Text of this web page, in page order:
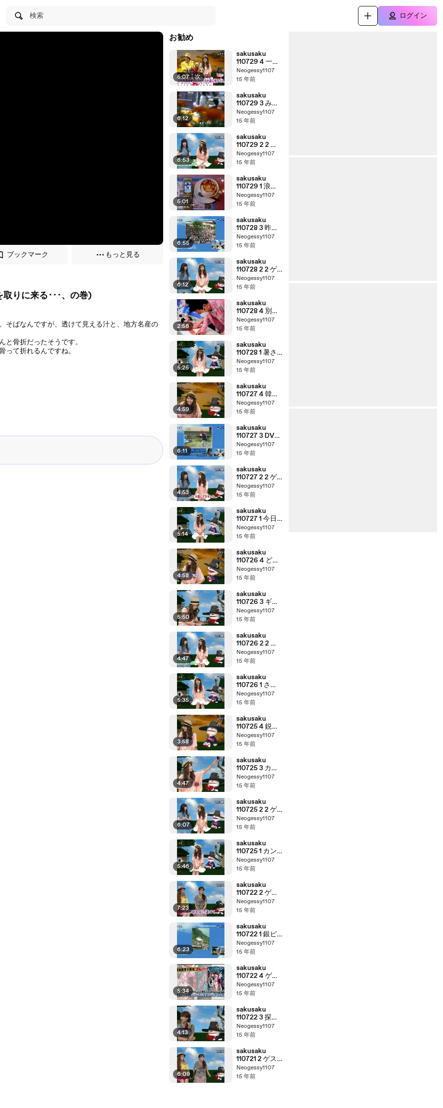
検索 ログイン
ブックマーク もっと見る
りに来る･･･、の巻)
そばなんですが、透けて見える汁と、地方名産の
骨折だったそうです。
て折れるんですね。
お勧め
5:07 | 次
sakusaku
110729 4 一番
くじ 仮面ライ
ダーシリーズ
ーオーズ with
40th編～
Neogessy1107
15 年前
6:12
sakusaku
110729 3 みん
なでうたおう
Ｚ～都筑まも
Neogessy1107
15 年前
6:53
sakusaku
110729 2 2 ゲ
ストは初登場
の南波志帆さ
Neogessy1107
15 年前
5:01
sakusaku
110729 1 浪人
さんでなくて
も、確かにそ
ます、の巻
Neogessy1107
15 年前
6:55
sakusaku
110728 3 昨年
の9月にビナウ
ォークで行わ
の様子、の巻
Neogessy1107
15 年前
6:12
sakusaku
110728 2 2 ゲ
ストは初登場
の南波志帆さ
Neogessy1107
15 年前
2:56
sakusaku
110728 4 別れ
た女ともう一
回付き合う様
す･･･、の巻
Neogessy1107
15 年前
5:25
sakusaku
110728 1 暑さ
をウリにした
熊谷名物、雪
Neogessy1107
15 年前
4:59
sakusaku
110727 4 韓国
は今日も雨だ
そうです･･･、
Neogessy1107
15 年前
6:11
sakusaku
110727 3 DVD
コーナー：
『saku saku
ありがとう！
4:3～』
Neogessy1107
15 年前
4:53
sakusaku
110727 2 2 ゲ
ストは初登場
の南波志帆さ
Neogessy1107
15 年前
5:14
sakusaku
110727 1 今日
はあだち充作
品の話で
Neogessy1107
15 年前
4:58
sakusaku
110726 4 どう
も、すいやせ
んでした
Neogessy1107
15 年前
5:50
sakusaku
110726 3 ギフ
トくんのライ
ブを見てきま
巻
Neogessy1107
15 年前
4:47
sakusaku
110726 2 2 ゲ
ストは初登場
の南波志帆さ
Neogessy1107
15 年前
5:35
sakusaku
110726 1 さす
が東進さん、
一番に見つけ
巻
Neogessy1107
15 年前
3:58
sakusaku
110725 4 鋭利
な人たちが、
何のフィルタ
ンガン来
る･･･、の巻
Neogessy1107
15 年前
4:47
sakusaku
110725 3 カン
カンの反響の
続きです･･･、
Neogessy1107
15 年前
6:07
sakusaku
110725 2 2 ゲ
ストは初登場
の南波志帆さ
Neogessy1107
15 年前
5:46
sakusaku
110725 1 カン
カンのフォロ
ーより、自分
を･･･、の巻
Neogessy1107
15 年前
7:23
sakusaku
110722 2 ゲス
トは初登場の
Kyleeさんです
Neogessy1107
15 年前
6:23
sakusaku
110722 1 銀ピ
カー(CAR)に
自分の車が映
の巻
Neogessy1107
15 年前
5:34
sakusaku
110722 4 ゲー
ムコーナー：
クイーンズゲ
ルカオス【PSP】
Neogessy1107
15 年前
4:13
sakusaku
110722 3 探偵
ギフト★スク
ープ カンカ
い疑惑、の巻
Neogessy1107
15 年前
6:09
sakusaku
110721 2 ゲス
トは初登場の
Kyleeさんです
Neogessy1107
15 年前